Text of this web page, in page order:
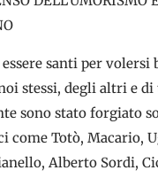
santi per volersi
stessi, degli altri e di
sono stato forgiato
come Totò, Macario,
Alberto Sordi,